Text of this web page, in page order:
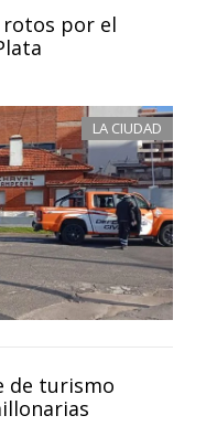
rotos por el
LA CIUDAD
de turismo